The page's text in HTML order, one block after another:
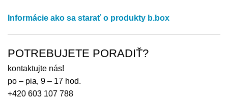
Informácie ako sa starať o produkty b.box
POTREBUJETE PORADIŤ?
kontaktujte nás!
po – pia, 9 – 17 hod.
+420 603 107 788